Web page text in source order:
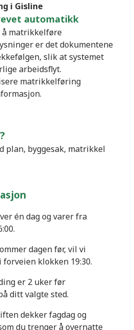
i Gisline
automatikk
matrikkelføre
er det dokumentene
slik at systemet
arbeidsflyt.
matrikkelføring
plan, byggesak, matrikkel
én dag og varer fra
dagen før, vil vi
klokken 19:30.
er 2 uker før
ditt valgte sted.
dekker fagdag og
du trenger å overnatte